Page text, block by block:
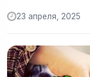
23 апреля, 2025